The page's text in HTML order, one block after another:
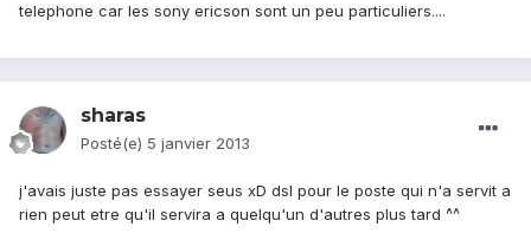
telephone car les sony ericson sont un peu particuliers....
sharas
Posté(e) 5 janvier 2013
j'avais juste pas essayer seus xD dsl pour le poste qui n'a servit a
rien peut etre qu'il servira a quelqu'un d'autres plus tard ^^